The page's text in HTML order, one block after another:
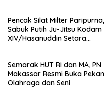
Pencak Silat Milter Paripurna,
Sabuk Putih Ju-Jitsu Kodam
XIV/Hasanuddin Setara
Semarak HUT RI dan MA, PN
Makassar Resmi Buka Pekan
Olahraga dan Seni